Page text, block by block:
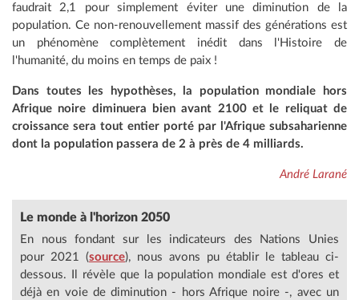
faudrait 2,1 pour simplement éviter une diminution de la
population. Ce non-renouvellement massif des générations est
un phénomène complètement inédit dans l'Histoire de
l'humanité, du moins en temps de paix !
Dans toutes les hypothèses, la population mondiale hors
Afrique noire diminuera bien avant 2100 et le reliquat de
croissance sera tout entier porté par l'Afrique subsaharienne
dont la population passera de 2 à près de 4 milliards.
André Larané
Le monde à l'horizon 2050
En nous fondant sur les indicateurs des Nations Unies
pour 2021 (source), nous avons pu établir le tableau ci-
dessous. Il révèle que la population mondiale est d'ores et
déjà en voie de diminution - hors Afrique noire -, avec un